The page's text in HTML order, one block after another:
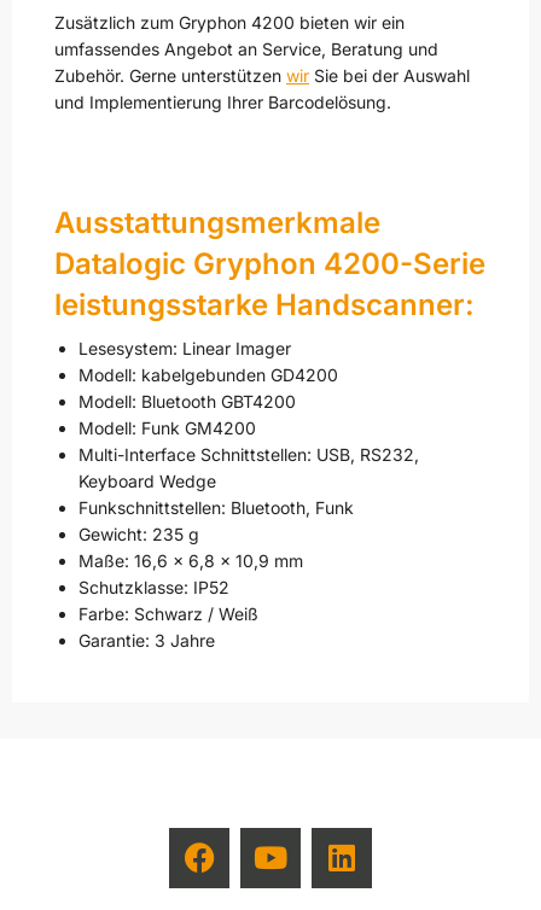
Zusätzlich zum Gryphon 4200 bieten wir ein
umfassendes Angebot an Service, Beratung und
Zubehör. Gerne unterstützen wir Sie bei der Auswahl
und Implementierung Ihrer Barcodelösung.
Ausstattungsmerkmale
Datalogic Gryphon 4200-Serie
leistungsstarke Handscanner:
Lesesystem: Linear Imager
Modell: kabelgebunden GD4200
Modell: Bluetooth GBT4200
Modell: Funk GM4200
Multi-Interface Schnittstellen: USB, RS232,
Keyboard Wedge
Funkschnittstellen: Bluetooth, Funk
Gewicht: 235 g
Maße: 16,6 x 6,8 x 10,9 mm
Schutzklasse: IP52
Farbe: Schwarz / Weiß
Garantie: 3 Jahre